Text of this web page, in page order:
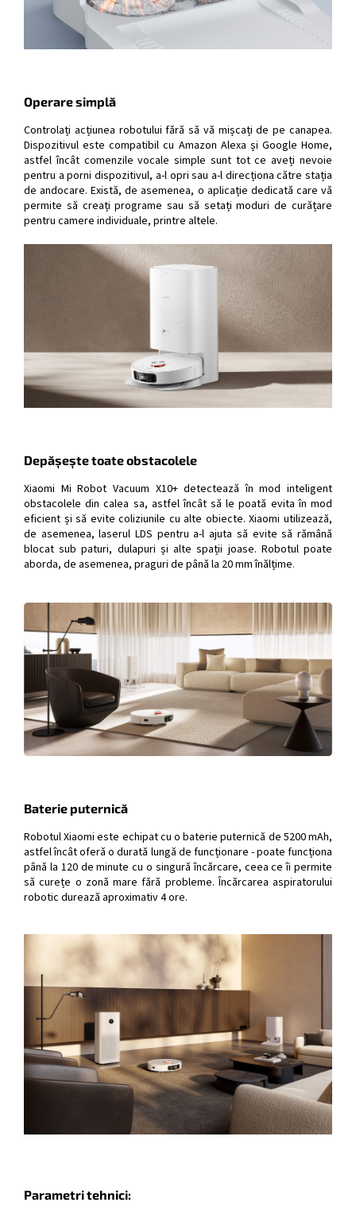
Operare simplă
Controlați acțiunea robotului fără să vă mișcați de pe canapea.
Dispozitivul este compatibil cu Amazon Alexa și Google Home,
astfel încât comenzile vocale simple sunt tot ce aveți nevoie
pentru a porni dispozitivul, a-l opri sau a-l direcționa către stația
de andocare. Există, de asemenea, o aplicație dedicată care vă
permite să creați programe sau să setați moduri de curățare
pentru camere individuale, printre altele.
Depășește toate obstacolele
Xiaomi Mi Robot Vacuum X10+ detectează în mod inteligent
obstacolele din calea sa, astfel încât să le poată evita în mod
eficient și să evite coliziunile cu alte obiecte. Xiaomi utilizează,
de asemenea, laserul LDS pentru a-l ajuta să evite să rămână
blocat sub paturi, dulapuri și alte spații joase. Robotul poate
aborda, de asemenea, praguri de până la 20 mm înălțime.
Baterie puternică
Robotul Xiaomi este echipat cu o baterie puternică de 5200 mAh,
astfel încât oferă o durată lungă de funcționare - poate funcționa
până la 120 de minute cu o singură încărcare, ceea ce îi permite
să curețe o zonă mare fără probleme. Încărcarea aspiratorului
robotic durează aproximativ 4 ore.
Parametri tehnici: